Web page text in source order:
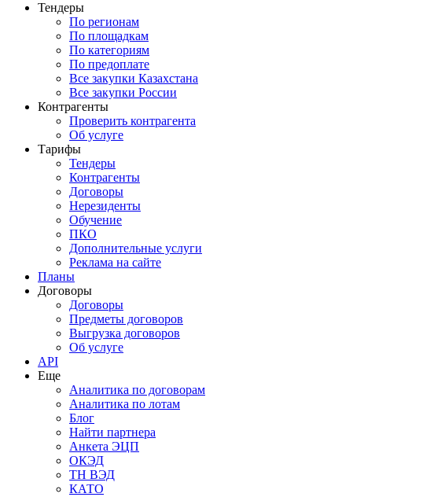
Тендеры
По регионам
По площадкам
По категориям
По предоплате
Все закупки Казахстана
Все закупки России
Контрагенты
Проверить контрагента
Об услуге
Тарифы
Тендеры
Контрагенты
Договоры
Нерезиденты
Обучение
ПКО
Дополнительные услуги
Реклама на сайте
Планы
Договоры
Договоры
Предметы договоров
Выгрузка договоров
Об услуге
API
Еще
Аналитика по договорам
Аналитика по лотам
Блог
Найти партнера
Анкета ЭЦП
ОКЭД
ТН ВЭД
КАТО